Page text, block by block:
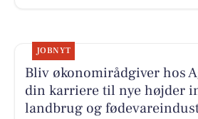
JOBNYT
Bliv økonomirådgiver hos
din karriere til nye højder
landbrug og